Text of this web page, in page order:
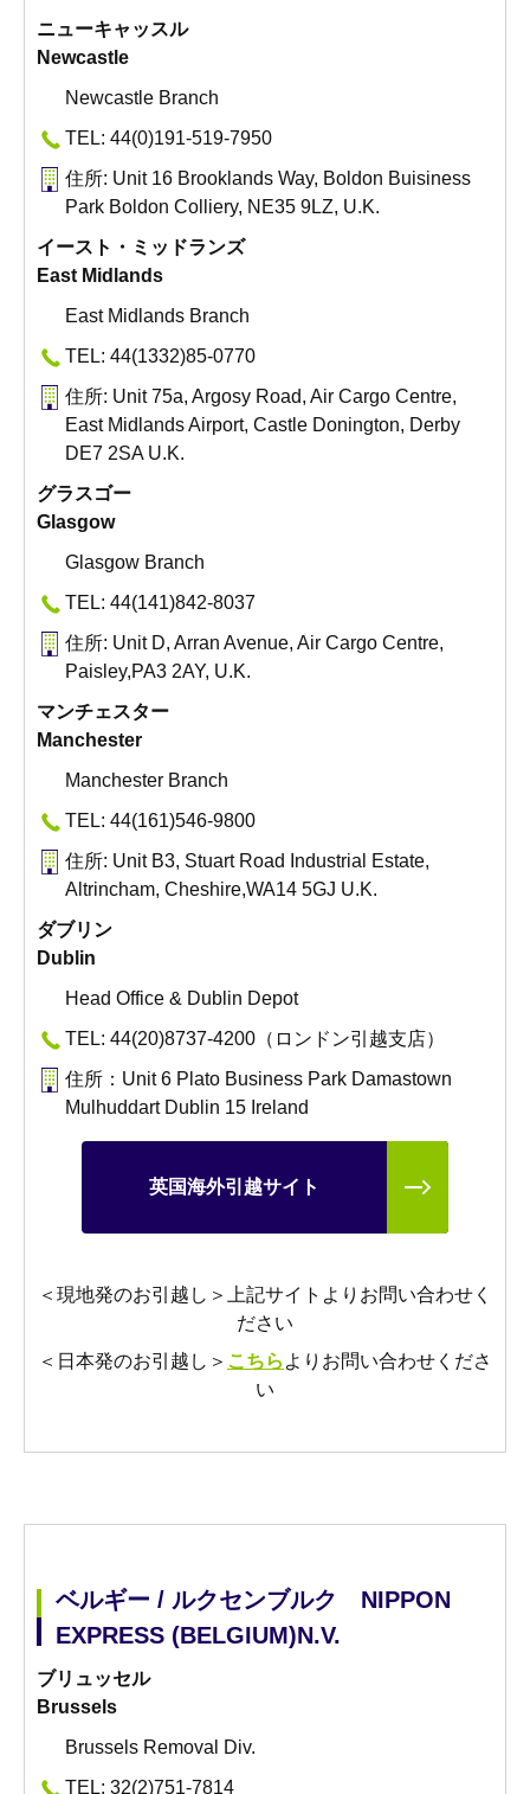
ニューキャッスル
Newcastle
Newcastle Branch
TEL: 44(0)191-519-7950
住所: Unit 16 Brooklands Way, Boldon Buisiness
Park Boldon Colliery, NE35 9LZ, U.K.
イースト・ミッドランズ
East Midlands
East Midlands Branch
TEL: 44(1332)85-0770
住所: Unit 75a, Argosy Road, Air Cargo Centre,
East Midlands Airport, Castle Donington, Derby
DE7 2SA U.K.
グラスゴー
Glasgow
Glasgow Branch
TEL: 44(141)842-8037
住所: Unit D, Arran Avenue, Air Cargo Centre,
Paisley,PA3 2AY, U.K.
マンチェスター
Manchester
Manchester Branch
TEL: 44(161)546-9800
住所: Unit B3, Stuart Road Industrial Estate,
Altrincham, Cheshire,WA14 5GJ U.K.
ダブリン
Dublin
Head Office & Dublin Depot
TEL: 44(20)8737-4200（ロンドン引越支店）
住所：Unit 6 Plato Business Park Damastown
Mulhuddart Dublin 15 Ireland
英国海外引越サイト
＜現地発のお引越し＞上記サイトよりお問い合わせく
ださい
＜日本発のお引越し＞ こちら よりお問い合わせくださ
い
ベルギー / ルクセンブルク NIPPON
EXPRESS (BELGIUM)N.V.
ブリュッセル
Brussels
Brussels Removal Div.
TEL: 32(2)751-7814